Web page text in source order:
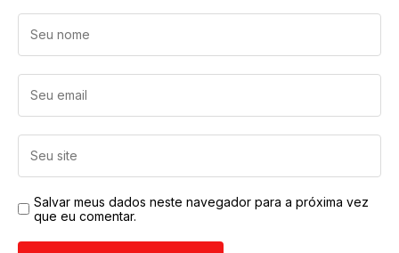
Salvar meus dados neste navegador para a próxima vez
que eu comentar.